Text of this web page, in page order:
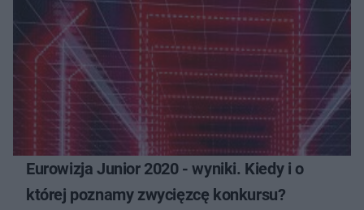
Eurowizja Junior 2020 - wyniki. Kiedy i o
której poznamy zwycięzcę konkursu?